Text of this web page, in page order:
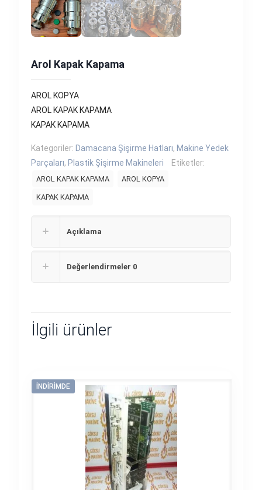
Arol Kapak Kapama
AROL KOPYA
AROL KAPAK KAPAMA
KAPAK KAPAMA
Kategoriler: Damacana Şişirme Hatları, Makine Yedek
Parçaları, Plastik Şişirme Makineleri Etiketler:
AROL KAPAK KAPAMA AROL KOPYA
KAPAK KAPAMA
Açıklama
Değerlendirmeler 0
İlgili ürünler
İNDIRIMDE